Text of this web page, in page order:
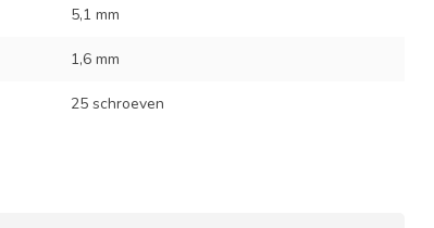
5,1 mm
1,6 mm
25 schroeven